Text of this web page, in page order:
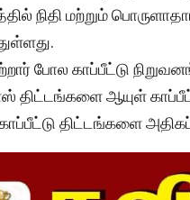
நிதி மற்றும்
போல காப்பீட்டு
திட்டங்களை ஆயுள்
திட்டங்களை